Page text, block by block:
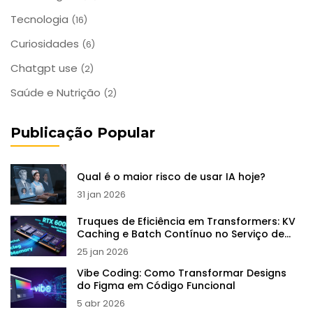
Tecnologia (16)
Curiosidades (6)
Chatgpt use (2)
Saúde e Nutrição (2)
Publicação Popular
Qual é o maior risco de usar IA hoje?
31 jan 2026
Truques de Eficiência em Transformers: KV
Caching e Batch Contínuo no Serviço de
LLMs
25 jan 2026
Vibe Coding: Como Transformar Designs
do Figma em Código Funcional
5 abr 2026